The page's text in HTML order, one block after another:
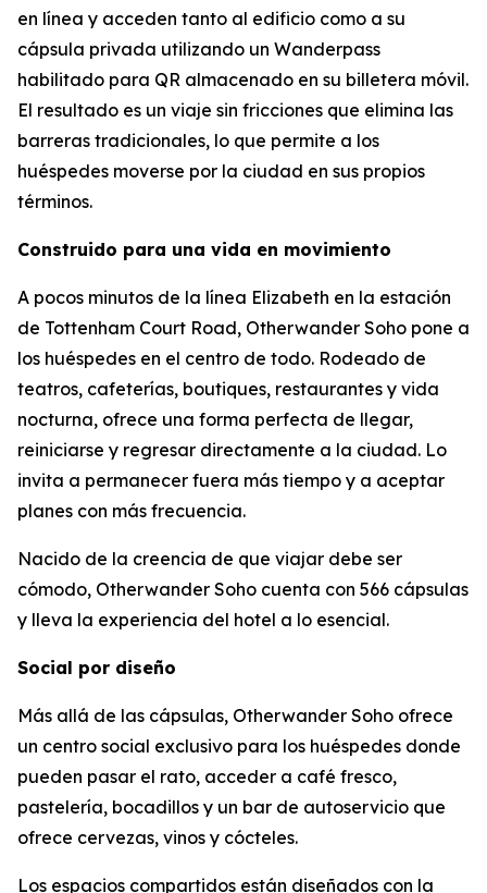
en línea y acceden tanto al edificio como a su
cápsula privada utilizando un Wanderpass
habilitado para QR almacenado en su billetera móvil.
El resultado es un viaje sin fricciones que elimina las
barreras tradicionales, lo que permite a los
huéspedes moverse por la ciudad en sus propios
términos.
Construido para una vida en movimiento
A pocos minutos de la línea Elizabeth en la estación
de Tottenham Court Road, Otherwander Soho pone a
los huéspedes en el centro de todo. Rodeado de
teatros, cafeterías, boutiques, restaurantes y vida
nocturna, ofrece una forma perfecta de llegar,
reiniciarse y regresar directamente a la ciudad. Lo
invita a permanecer fuera más tiempo y a aceptar
planes con más frecuencia.
Nacido de la creencia de que viajar debe ser
cómodo, Otherwander Soho cuenta con 566 cápsulas
y lleva la experiencia del hotel a lo esencial.
Social por diseño
Más allá de las cápsulas, Otherwander Soho ofrece
un centro social exclusivo para los huéspedes donde
pueden pasar el rato, acceder a café fresco,
pastelería, bocadillos y un bar de autoservicio que
ofrece cervezas, vinos y cócteles.
Los espacios compartidos están diseñados con la